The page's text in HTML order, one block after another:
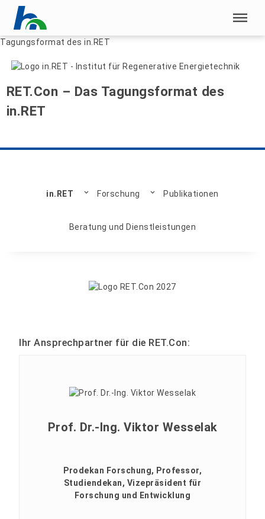
Menü überspringen
Menü überspringen
Home|Forschung
Energietechnik
Tagungsformat des in.RET
RET.Con – Das Tagungsformat des
in.RET
in.RET Forschung Publikationen
Beratung und Dienstleistungen
Ihr Ansprechpartner für die RET.Con:
Prof. Dr.-Ing. Viktor Wesselak
Prodekan Forschung, Professor,
Studiendekan, Vizepräsident für
Forschung und Entwicklung